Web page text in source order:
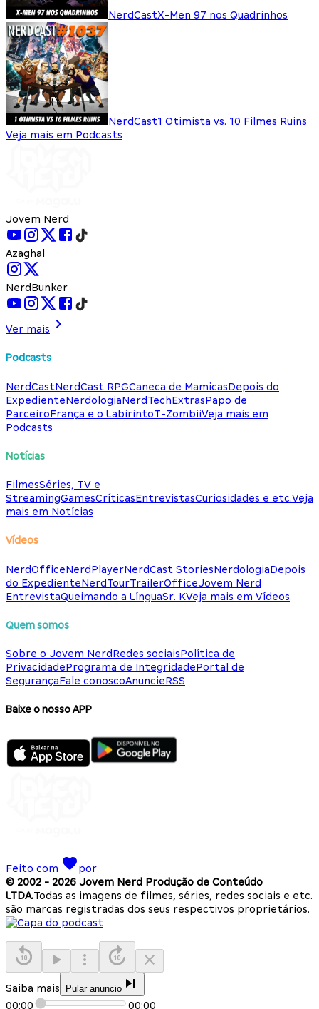
NerdCastX-Men 97 nos Quadrinhos
NerdCast1 Otimista vs. 10 Filmes Ruins
Veja mais em Podcasts
Jovem Nerd
Azaghal
NerdBunker
Ver mais
Podcasts
NerdCastNerdCast RPGCaneca de MamicasDepois do
ExpedienteNerdologiaNerdTechExtrasPapo de
ParceiroFrança e o LabirintoT-ZombiiVeja mais em
Podcasts
Notícias
FilmesSéries, TV e
StreamingGamesCríticasEntrevistasCuriosidades e etc.Veja
mais em Notícias
Vídeos
NerdOfficeNerdPlayerNerdCast StoriesNerdologiaDepois
do ExpedienteNerdTourTrailerOfficeJovem Nerd
EntrevistaQueimando a LínguaSr. KVeja mais em Vídeos
Quem somos
Sobre o Jovem NerdRedes sociaisPolítica de
PrivacidadePrograma de IntegridadePortal de
SegurançaFale conoscoAnuncieRSS
Baixe o nosso APP
Feito com
por
© 2002 - 2026 Jovem Nerd Produção de Conteúdo
LTDA.Todas as imagens de filmes, séries, redes sociais e etc.
são marcas registradas dos seus respectivos proprietários.
Saiba mais Pular anuncio
00:00 00:00